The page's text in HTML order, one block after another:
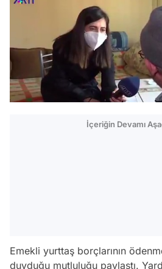
İçeriğin Devamı
Emekli yurttaş borçlarının
duyduğu mutluluğu paylaştı.